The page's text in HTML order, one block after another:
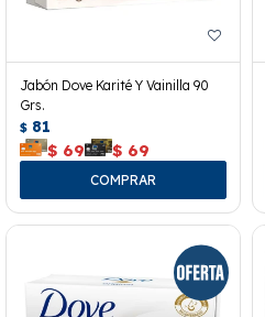
Jabón Dove Karité Y Vainilla 90
Grs.
$ 81
$ 69 $ 69